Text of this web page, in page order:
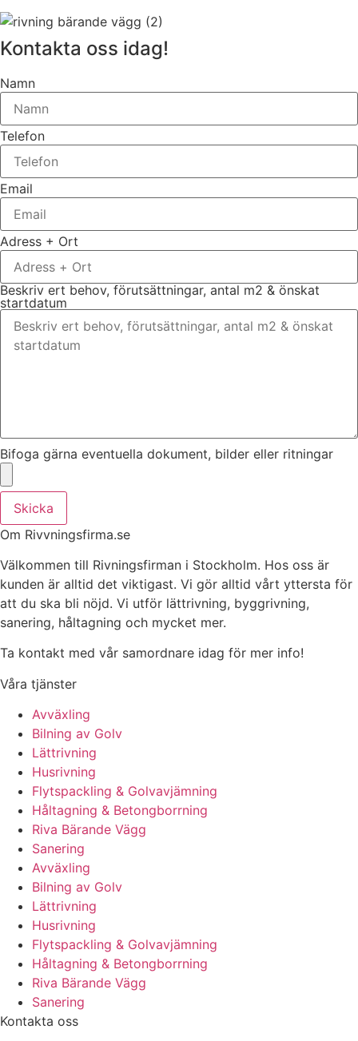
Kontakta oss idag!
Namn
Telefon
Email
Adress + Ort
Beskriv ert behov, förutsättningar, antal m2 & önskat
startdatum
Bifoga gärna eventuella dokument, bilder eller ritningar
Skicka
Om Rivvningsfirma.se
Välkommen till Rivningsfirman i Stockholm. Hos oss är
kunden är alltid det viktigast. Vi gör alltid vårt yttersta för
att du ska bli nöjd. Vi utför lättrivning, byggrivning,
sanering, håltagning och mycket mer.
Ta kontakt med vår samordnare idag för mer info!
Våra tjänster
Avväxling
Bilning av Golv
Lättrivning
Husrivning
Flytspackling & Golvavjämning
Håltagning & Betongborrning
Riva Bärande Vägg
Sanering
Avväxling
Bilning av Golv
Lättrivning
Husrivning
Flytspackling & Golvavjämning
Håltagning & Betongborrning
Riva Bärande Vägg
Sanering
Kontakta oss